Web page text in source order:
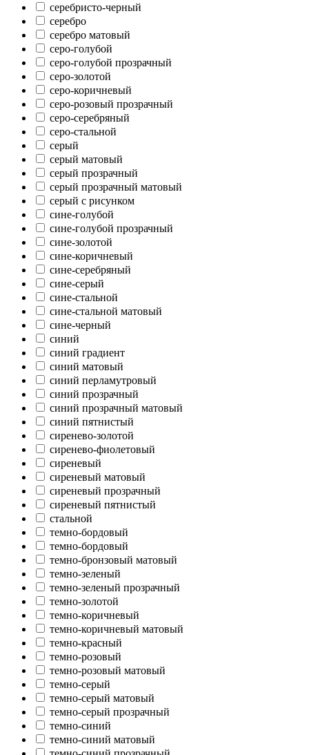
серебристо-черный
серебро
серебро матовый
серо-голубой
серо-голубой прозрачный
серо-золотой
серо-коричневый
серо-розовый прозрачный
серо-серебряный
серо-стальной
серый
серый матовый
серый прозрачный
серый прозрачный матовый
серый с рисунком
сине-голубой
сине-голубой прозрачный
сине-золотой
сине-коричневый
сине-серебряный
сине-серый
сине-стальной
сине-стальной матовый
сине-черный
синий
синий градиент
синий матовый
синий перламутровый
синий прозрачный
синий прозрачный матовый
синий пятнистый
сиренево-золотой
сиренево-фиолетовый
сиреневый
сиреневый матовый
сиреневый прозрачный
сиреневый пятнистый
стальной
темно-бордовый
темно-бордовый
темно-бронзовый матовый
темно-зеленый
темно-зеленый прозрачный
темно-золотой
темно-коричневый
темно-коричневый матовый
темно-красный
темно-розовый
темно-розовый матовый
темно-серый
темно-серый матовый
темно-серый прозрачный
темно-синий
темно-синий матовый